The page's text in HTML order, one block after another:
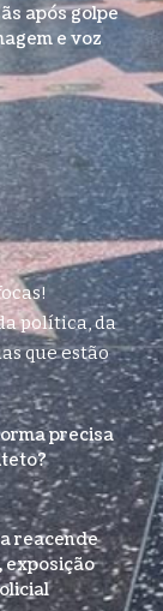
após golpe
e voz
política, da
que estão
precisa
reacende
exposição